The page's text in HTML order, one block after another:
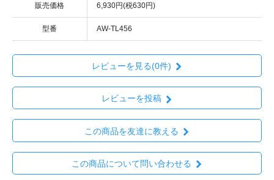
販売価格 6,930円(税630円)
型番 AW-TL456
レビューを見る(0件)
レビューを投稿
この商品を友達に教える
この商品について問い合わせる